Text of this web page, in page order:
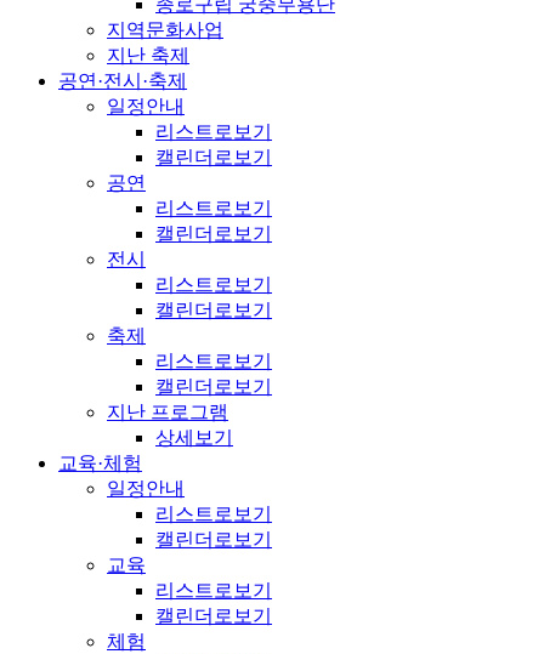
지역문화사업
지난 축제
공연·전시·축제
일정안내
리스트로보기
캘린더로보기
공연
리스트로보기
캘린더로보기
전시
리스트로보기
캘린더로보기
축제
리스트로보기
캘린더로보기
지난 프로그램
상세보기
교육·체험
일정안내
리스트로보기
캘린더로보기
교육
리스트로보기
캘린더로보기
체험